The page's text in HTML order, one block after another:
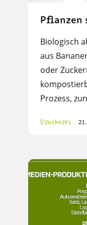
Pflanzen
Biologisch
aus
oder
Prozess,
Druckerei